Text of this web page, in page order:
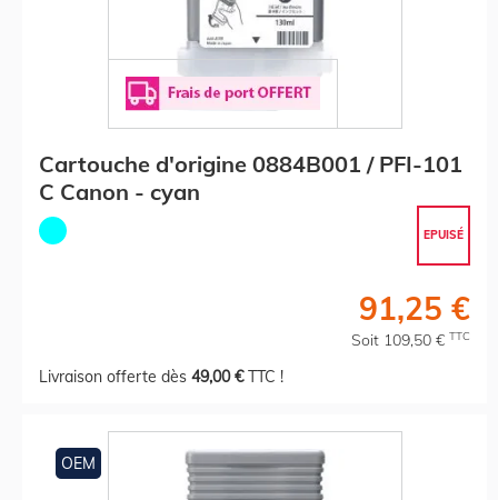
Cartouche d'origine 0884B001 / PFI-101
C Canon - cyan
EPUISÉ
91,25 €
Soit 109,50 € TTC
Livraison offerte dès 49,00 €TTC !
OEM